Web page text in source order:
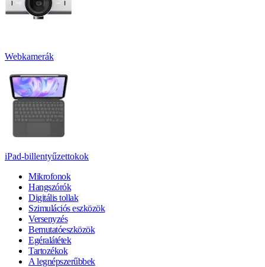
Webkamerák
iPad-billentyűzettokok
Mikrofonok
Hangszórók
Digitális tollak
Szimulációs eszközök
Versenyzés
Bemutatóeszközök
Egéralátétek
Tartozékok
A legnépszerűbbek